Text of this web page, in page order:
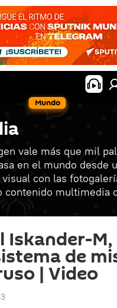
Mundo
vale más que mil
en el mundo desde
con las
contenido multimedia
Iskander-M,
de
| Video